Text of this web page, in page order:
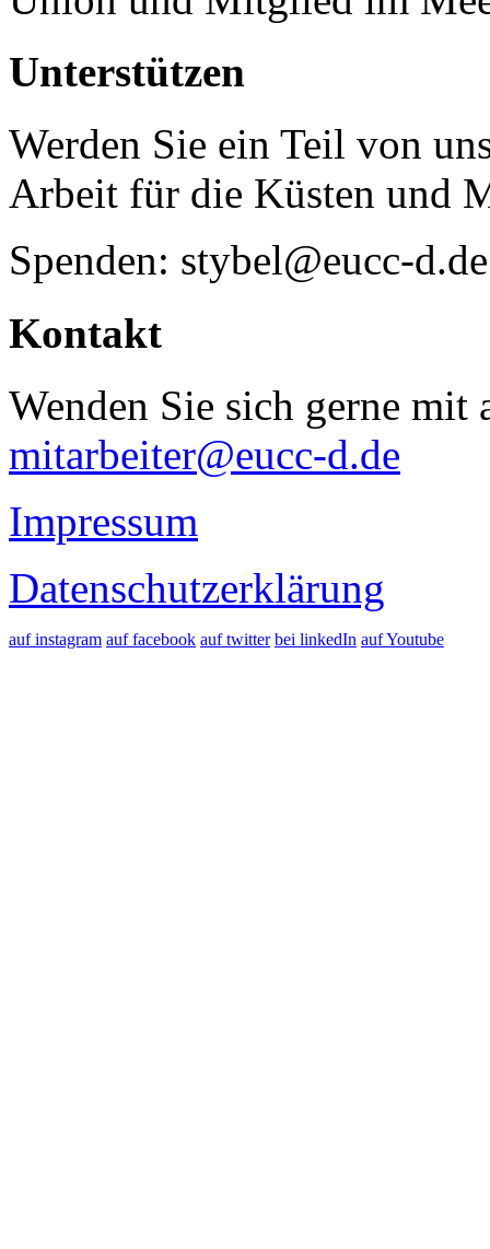
Unterstützen
Werden Sie ein Teil von
Arbeit für die Küsten und
Spenden: stybel@eucc-d.de
Kontakt
Wenden Sie sich gerne mit
mitarbeiter@eucc-d.de
Impressum
Datenschutzerklärung
auf instagram auf facebook auf twitter bei linkedIn auf Youtube